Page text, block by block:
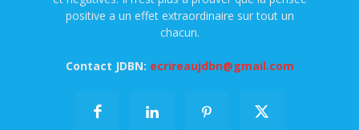
positive a un effet extraordinaire sur tout un
chacun.
Contact JDBN: ecrireaujdbn@gmail.com